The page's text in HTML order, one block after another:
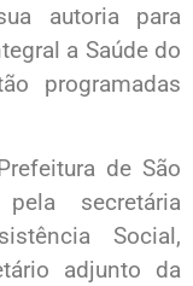
autoria para
a Saúde do
programadas
de São
secretária
Social,
adjunto da